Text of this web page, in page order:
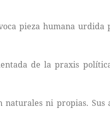
pieza humana
de la praxis
ni propias. Sus